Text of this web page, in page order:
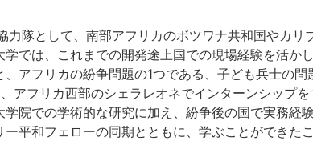
隊として、南部アフリカのボツワナ共和国やカ
では、これまでの開発途上国での現場経験を活か
アフリカの紛争問題の1つである、子ども兵士の
アフリカ西部のシェラレオネでインターンシップ
院での学術的な研究に加え、紛争後の国で実務経
平和フェローの同期とともに、学ぶことができた